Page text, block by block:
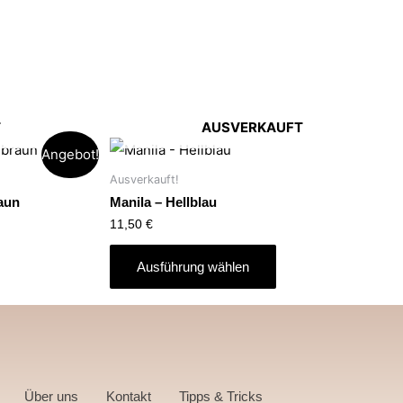
Angebot!
AUSVERKAUFT
Ausverkauft!
Manila – Hellblau
11,50 €
Ausführung wählen
Über uns Kontakt Tipps & Tricks